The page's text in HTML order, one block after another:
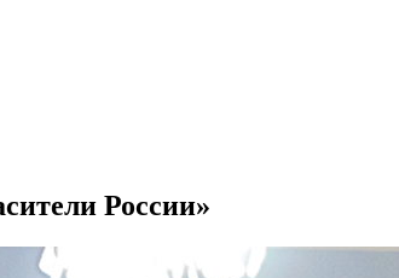
России»